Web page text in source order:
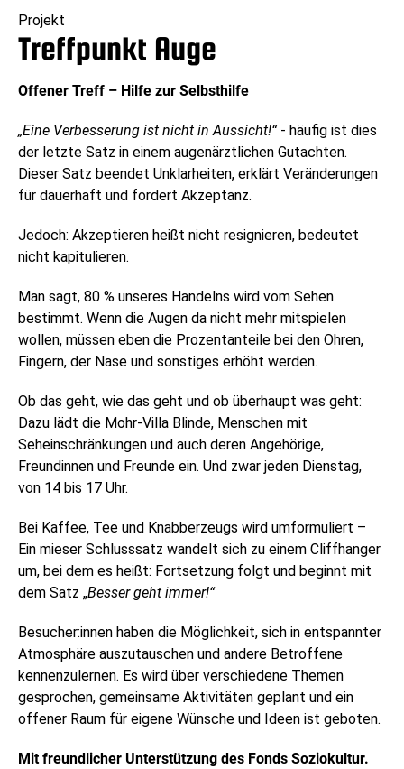
Projekt
Treffpunkt Auge
Offener Treff – Hilfe zur Selbsthilfe
„Eine Verbesserung ist nicht in Aussicht!“- häufig ist dies
der letzte Satz in einem augenärztlichen Gutachten.
Dieser Satz beendet Unklarheiten, erklärt Veränderungen
für dauerhaft und fordert Akzeptanz.
Jedoch: Akzeptieren heißt nicht resignieren, bedeutet
nicht kapitulieren.
Man sagt, 80 % unseres Handelns wird vom Sehen
bestimmt. Wenn die Augen da nicht mehr mitspielen
wollen, müssen eben die Prozentanteile bei den Ohren,
Fingern, der Nase und sonstiges erhöht werden.
Ob das geht, wie das geht und ob überhaupt was geht:
Dazu lädt die Mohr-Villa Blinde, Menschen mit
Seheinschränkungen und auch deren Angehörige,
Freundinnen und Freunde ein. Und zwar jeden Dienstag,
von 14 bis 17 Uhr.
Bei Kaffee, Tee und Knabberzeugs wird umformuliert –
Ein mieser Schlusssatz wandelt sich zu einem Cliffhanger
um, bei dem es heißt: Fortsetzung folgt und beginnt mit
dem Satz „Besser geht immer!“
Besucher:innen haben die Möglichkeit, sich in entspannter
Atmosphäre auszutauschen und andere Betroffene
kennenzulernen. Es wird über verschiedene Themen
gesprochen, gemeinsame Aktivitäten geplant und ein
offener Raum für eigene Wünsche und Ideen ist geboten.
Mit freundlicher Unterstützung des Fonds Soziokultur.